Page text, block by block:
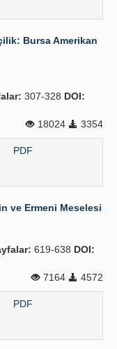
Bursa Amerikan
307-328 DOI:
18024
3354
PDF
ve Ermeni Meselesi
619-638 DOI:
7164
4572
PDF